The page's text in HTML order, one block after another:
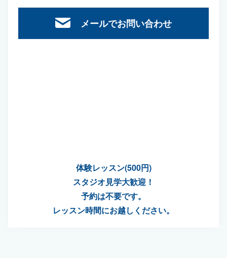
メールでお問い合わせ
体験レッスン(500円)
スタジオ見学大歓迎！
予約は不要です。
レッスン時間にお越しください。